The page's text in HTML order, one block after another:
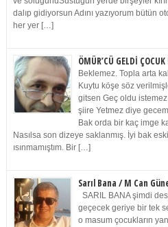
dalıp gidiyorsun Adını yazıyorum bütün
her yer […]
ÖMÜR’CÜ GELDİ
Beklemez. Topla arta
Kuytu köşe söz
gitsen Geç oldu
şiire Yetmez diye
Bak orda bir kaç imge
Nasılsa son dizeye saklanmış. İyi bak
ısınmamıştım. Bir […]
Sarıl Bana / M Can
SARIL BANA şimdi
geçecek geriye bir tek
o masum çocukların